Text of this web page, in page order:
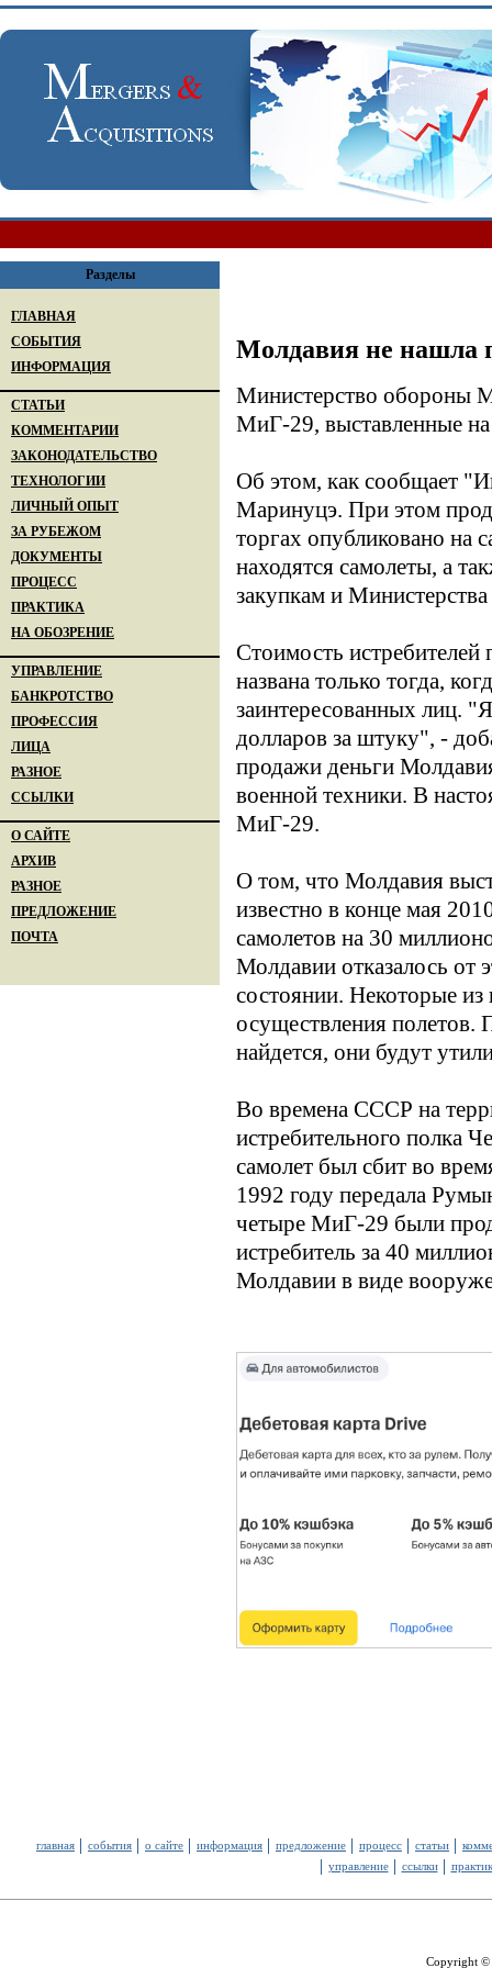
Разделы
ГЛАВНАЯ
СОБЫТИЯ
ИНФОРМАЦИЯ
СТАТЬИ
КОММЕНТАРИИ
ЗАКОНОДАТЕЛЬСТВО
ТЕХНОЛОГИИ
ЛИЧНЫЙ ОПЫТ
ЗА РУБЕЖОМ
ДОКУМЕНТЫ
ПРОЦЕСС
ПРАКТИКА
НА ОБОЗРЕНИЕ
УПРАВЛЕНИЕ
БАНКРОТСТВО
ПРОФЕССИЯ
ЛИЦА
РАЗНОЕ
ССЫЛКИ
О САЙТЕ
АРХИВ
РАЗНОЕ
ПРЕДЛОЖЕНИЕ
ПОЧТА
Молдавия не нашла
Министерство обороны
МиГ-29, выставленные
Об этом, как сообщает
Маринуцэ. При этом
торгах опубликовано на
находятся самолеты, а
закупкам и
Стоимость
названа только тогда,
заинтересованных лиц.
долларов за штуку", -
продажи деньги
военной техники. В
МиГ-29.
О том, что Молдавия
известно в конце мая
самолетов на 30
Молдавии отказалось от
состоянии. Некоторые из
осуществления полетов.
найдется, они будут
Во времена СССР на
истребительного полка
самолет был сбит во
1992 году передала
четыре МиГ-29 были
истребитель за 40
Молдавии в виде
главная события о сайте информация предложение процесс статьи
управление
ссылки
Copyright ©